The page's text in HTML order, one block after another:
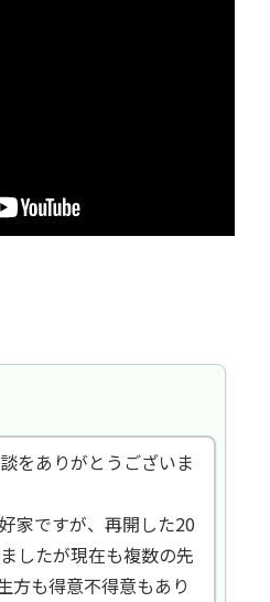
をありがとうございま
家ですが、再開した20
したが現在も複数の先
方も得意不得意もあり